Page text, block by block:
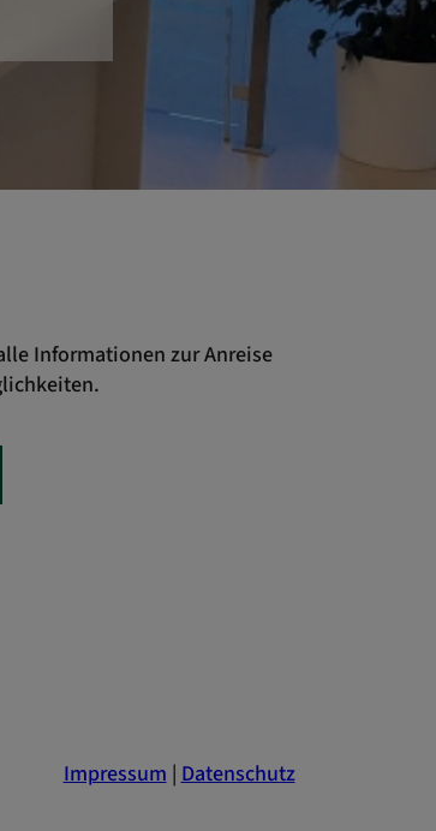
Informationen zur Anreise
Impressum|Datenschutz